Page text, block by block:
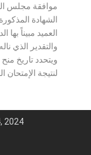
موافقة مجلس
الشهادة
العميد مبيناً
والتقدير الذي ناله.
ويتحدد تاريخ
لنتيجة الإمتحان
2024